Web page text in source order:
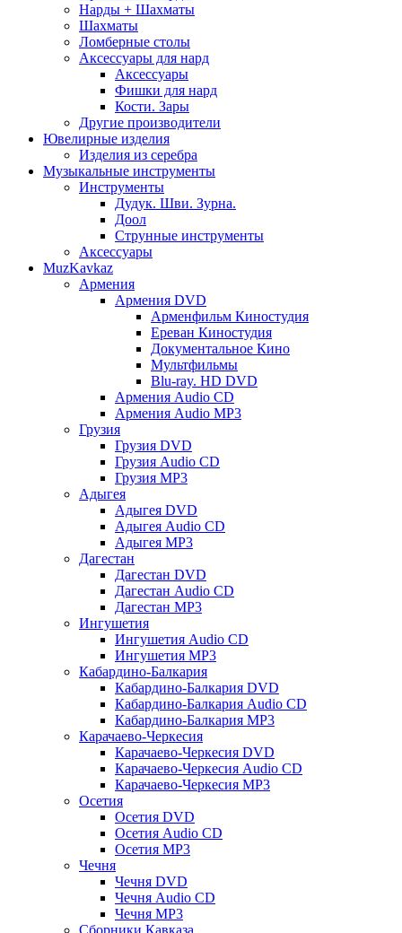
Нарды + Шахматы
Шахматы
Ломберные столы
Аксессуары для нард
Аксессуары
Фишки для нард
Кости. Зары
Другие производители
Ювелирные изделия
Изделия из серебра
Музыкальные инструменты
Инструменты
Дудук. Шви. Зурна.
Доол
Струнные инструменты
Аксессуары
MuzKavkaz
Армения
Армения DVD
Арменфильм Киностудия
Ереван Киностудия
Документальное Кино
Мультфильмы
Blu-ray. HD DVD
Армения Audio CD
Армения Audio MP3
Грузия
Грузия DVD
Грузия Audio CD
Грузия MP3
Адыгея
Адыгея DVD
Адыгея Audio CD
Адыгея MP3
Дагестан
Дагестан DVD
Дагестан Audio CD
Дагестан MP3
Ингушетия
Ингушетия Audio CD
Ингушетия MP3
Кабардино-Балкария
Кабардино-Балкария DVD
Кабардино-Балкария Audio CD
Кабардино-Балкария MP3
Карачаево-Черкесия
Карачаево-Черкесия DVD
Карачаево-Черкесия Audio CD
Карачаево-Черкесия MP3
Осетия
Осетия DVD
Осетия Audio CD
Осетия MP3
Чечня
Чечня DVD
Чечня Audio CD
Чечня MP3
Сборники Кавказа